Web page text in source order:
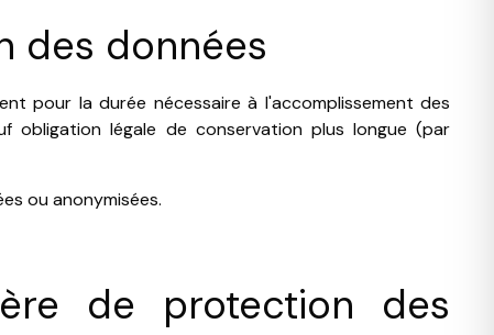
des données
pour la durée nécessaire à l'accomplissement des
obligation légale de conservation plus longue (par
ou anonymisées.
de protection des